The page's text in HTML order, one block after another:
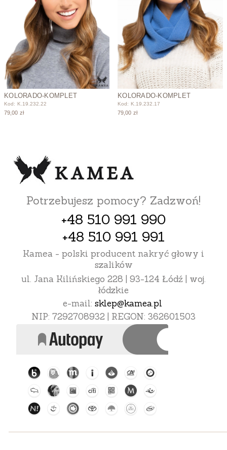
KOLORADO-KOMPLET
Kod: K.19.232.22
79,00 zł
KOLORADO-KOMPLET
Kod: K.19.232.17
79,00 zł
Potrzebujesz pomocy? Zadzwoń!
+48 510 991 990
+48 510 991 991
Kamea - polski producent nakryć głowy i
szalików
ul. Jana Kilińskiego 228 | 93-124 Łódź | woj.
łódzkie
e-mail: sklep@kamea.pl
NIP: 7292708932 | REGON: 362601503